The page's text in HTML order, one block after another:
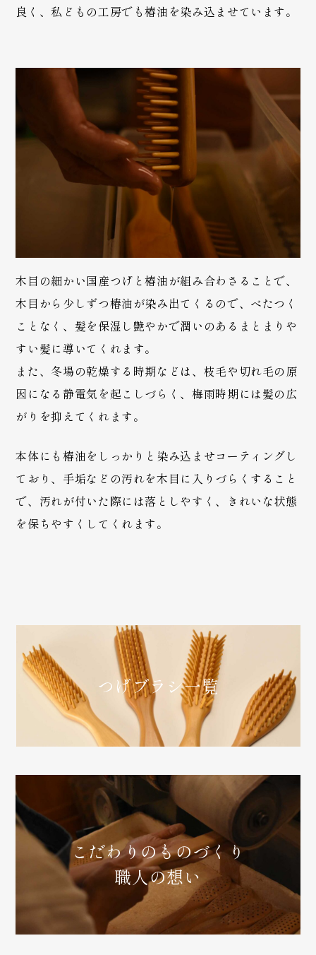
良く、私どもの工房でも椿油を染み込ませています。
木目の細かい国産つげと椿油が組み合わさることで、
木目から少しずつ椿油が染み出てくるので、べたつく
ことなく、髪を保湿し艶やかで潤いのあるまとまりや
すい髪に導いてくれます。
また、冬場の乾燥する時期などは、枝毛や切れ毛の原
因になる静電気を起こしづらく、梅雨時期には髪の広
がりを抑えてくれます。
本体にも椿油をしっかりと染み込ませコーティングし
ており、手垢などの汚れを木目に入りづらくすること
で、汚れが付いた際には落としやすく、きれいな状態
を保ちやすくしてくれます。
つげブラシ一覧
カ
ラ
ム
リ
こだわりのものづくり
職人の想い